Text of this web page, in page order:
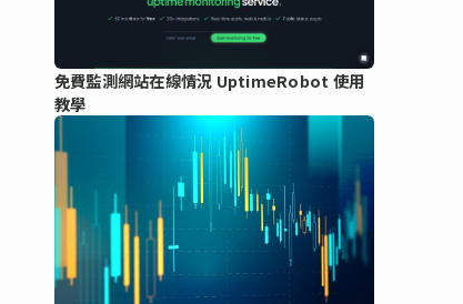
免費監測網站在線情況 UptimeRobot 使用
教學